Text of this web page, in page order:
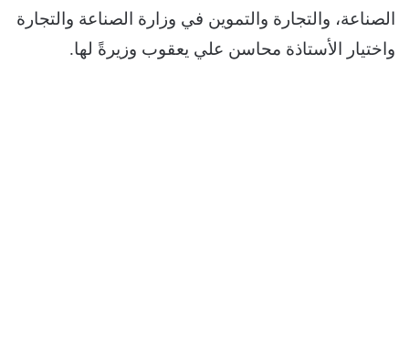
الصناعة، والتجارة والتموين في وزارة الصناعة والتجارة
واختيار الأستاذة محاسن علي يعقوب وزيرةً لها.